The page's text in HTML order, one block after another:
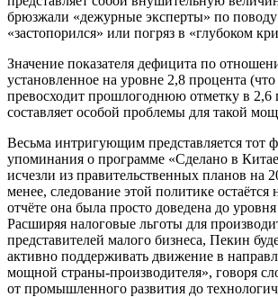
брюзжали «дежурные эксперты» по
«застопорился» или погряз в «глубоком
Значение показателя дефицита по
установленное на уровне 2,8 процента
превосходит прошлогоднюю отметку в 2,6
составляет особой проблемы для такой
Весьма интригующим представляется тот
упоминания о программе «Сделано в
исчезли из правительственных планов на
менее, следование этой политике
отчёте она была просто доведена до
Расширяя налоговые льготы для
представителей малого бизнеса, Пекин
активно поддерживать движение в
мощной страны-производителя», говоря
от промышленного развития до